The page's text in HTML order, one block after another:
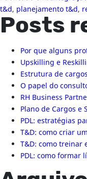
t&d, planejamento t&d,
Posts
Por que alguns
Upskilling e
Estrutura de
O papel do
RH Business
Plano de Cargos e
PDL: estratégias
T&D: como criar
T&D: como treinar
PDL: como formar